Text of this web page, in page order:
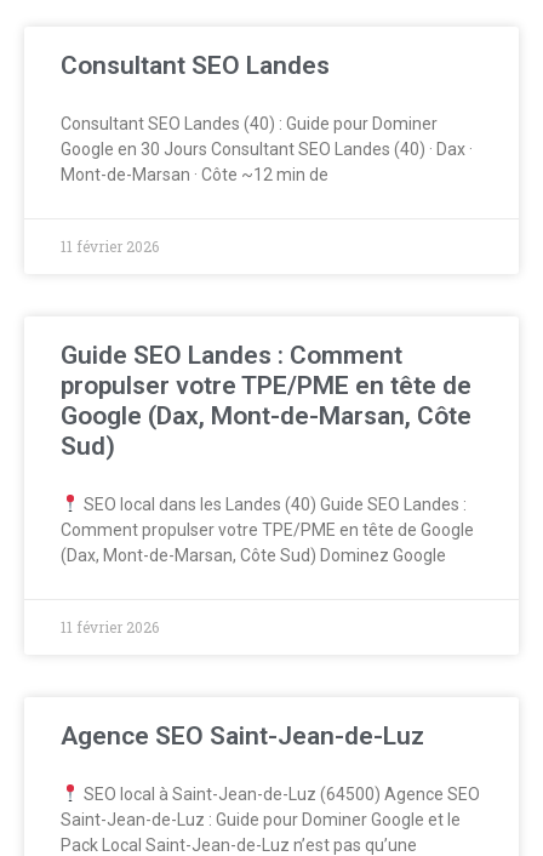
Consultant SEO Landes
Consultant SEO Landes (40) : Guide pour Dominer
Google en 30 Jours Consultant SEO Landes (40) · Dax ·
Mont-de-Marsan · Côte ~12 min de
11 février 2026
Guide SEO Landes : Comment
propulser votre TPE/PME en tête de
Google (Dax, Mont-de-Marsan, Côte
Sud)
SEO local dans les Landes (40) Guide SEO Landes :
Comment propulser votre TPE/PME en tête de Google
(Dax, Mont-de-Marsan, Côte Sud) Dominez Google
11 février 2026
Agence SEO Saint-Jean-de-Luz
SEO local à Saint-Jean-de-Luz (64500) Agence SEO
Saint-Jean-de-Luz : Guide pour Dominer Google et le
Pack Local Saint-Jean-de-Luz n’est pas qu’une